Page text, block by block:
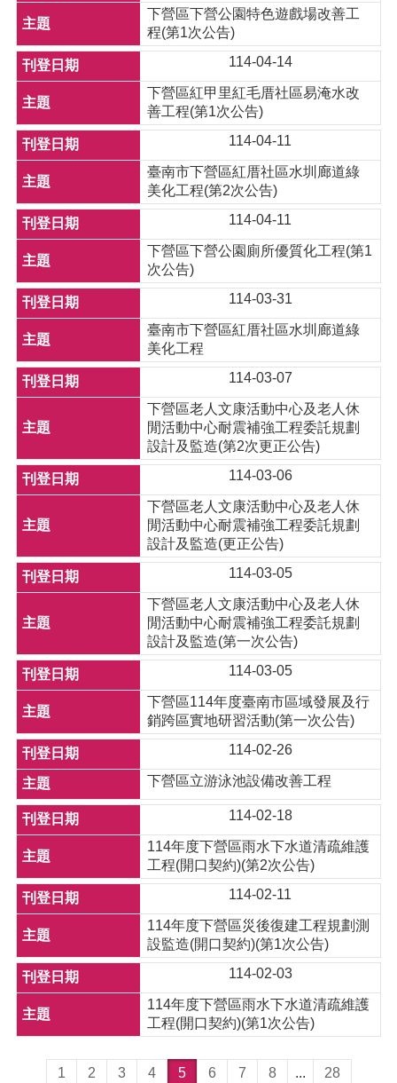
下營區下營公園特色遊戲場改善工
程(第1次公告)
114-04-14
下營區紅甲里紅毛厝社區易淹水改
善工程(第1次公告)
114-04-11
臺南市下營區紅厝社區水圳廊道綠
美化工程(第2次公告)
114-04-11
下營區下營公園廁所優質化工程(第1
次公告)
114-03-31
臺南市下營區紅厝社區水圳廊道綠
美化工程
114-03-07
下營區老人文康活動中心及老人休
閒活動中心耐震補強工程委託規劃
設計及監造(第2次更正公告)
114-03-06
下營區老人文康活動中心及老人休
閒活動中心耐震補強工程委託規劃
設計及監造(更正公告)
114-03-05
下營區老人文康活動中心及老人休
閒活動中心耐震補強工程委託規劃
設計及監造(第一次公告)
114-03-05
下營區114年度臺南市區域發展及行
銷跨區實地研習活動(第一次公告)
114-02-26
下營區立游泳池設備改善工程
114-02-18
114年度下營區雨水下水道清疏維護
工程(開口契約)(第2次公告)
114-02-11
114年度下營區災後復建工程規劃測
設監造(開口契約)(第1次公告)
114-02-03
114年度下營區雨水下水道清疏維護
工程(開口契約)(第1次公告)
1 2 3 4 5 6 7 8 ... 28